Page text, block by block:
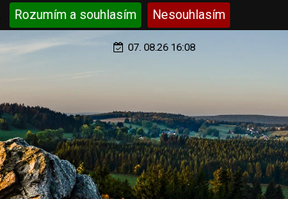
Rozumím a souhlasím Nesouhlasím
07. 08.26 16:08